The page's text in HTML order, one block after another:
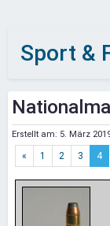
Sport &
Erstellt am: 5. März
« 1 2 3 4